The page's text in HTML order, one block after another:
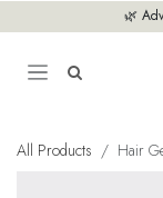
🌿
All Products Hair